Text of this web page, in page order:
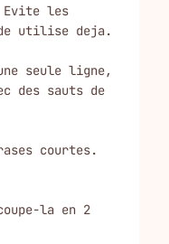
Evite les
utilise deja.
seule ligne,
des sauts de
courtes.
la en 2